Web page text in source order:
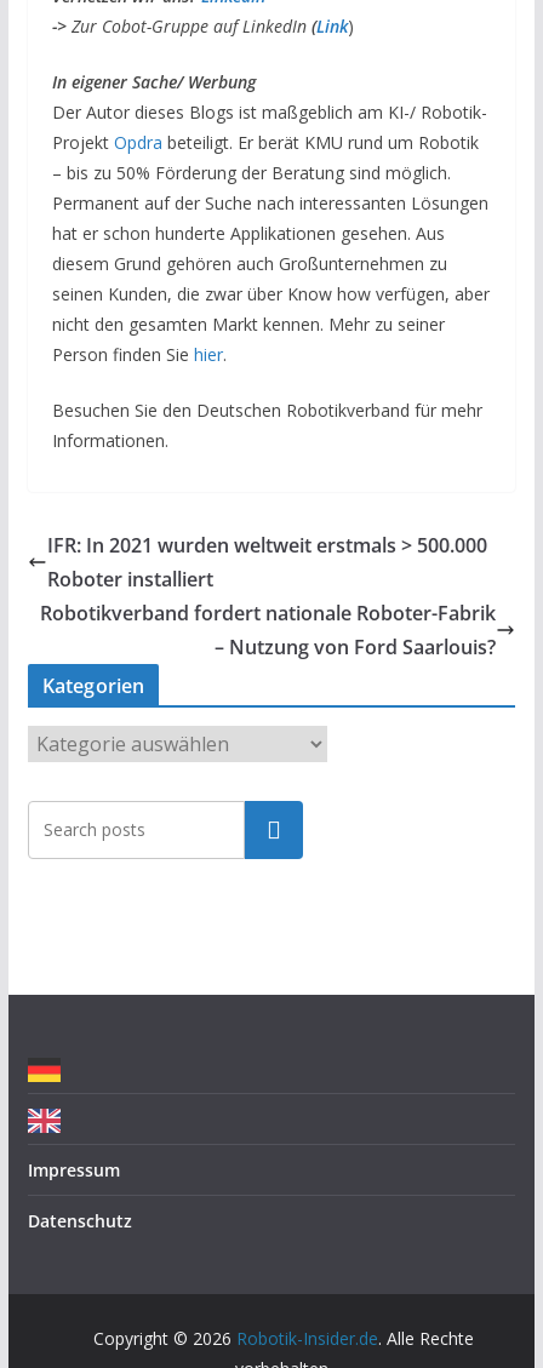
-> Zur Cobot-Gruppe auf LinkedIn(Link)
In eigener Sache/ Werbung
Der Autor dieses Blogs ist maßgeblich am KI-/ Robotik-
Projekt Opdra beteiligt. Er berät KMU rund um Robotik
– bis zu 50% Förderung der Beratung sind möglich.
Permanent auf der Suche nach interessanten Lösungen
hat er schon hunderte Applikationen gesehen. Aus
diesem Grund gehören auch Großunternehmen zu
seinen Kunden, die zwar über Know how verfügen, aber
nicht den gesamten Markt kennen. Mehr zu seiner
Person finden Sie hier.
Besuchen Sie den Deutschen Robotikverband für mehr
Informationen.
IFR: In 2021 wurden weltweit erstmals > 500.000
Roboter installiert
Robotikverband fordert nationale Roboter-Fabrik
– Nutzung von Ford Saarlouis?
Kategorien
a
t
g
Suchen
Impressum
Datenschutz
Copyright © 2026 Robotik-Insider.de. Alle Rechte